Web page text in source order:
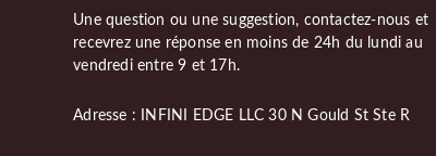
Une question ou une suggestion, contactez-nous et
recevrez une réponse en moins de 24h du lundi au
vendredi entre 9 et 17h.
Adresse : INFINI EDGE LLC 30 N Gould St Ste R